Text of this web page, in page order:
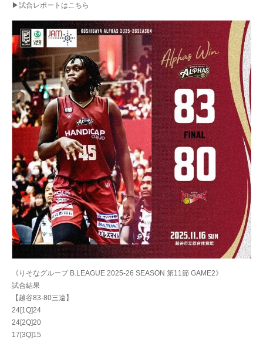
▶試合レポートはこちら
《りそなグループ B.LEAGUE 2025-26 SEASON 第11節 GAME2》
試合結果
【越谷83-80三遠】
24[1Q]24
24[2Q]20
17[3Q]15